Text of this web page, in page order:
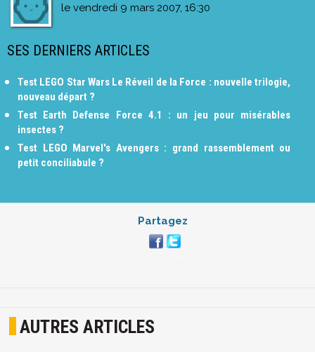
le vendredi 9 mars 2007, 16:30
SES DERNIERS ARTICLES
Test LEGO Star Wars Le Réveil de la Force : nouvelle trilogie,
nouveau départ ?
Test Earth Defense Force 4.1 : un jeu pour misérables
insectes ?
Test LEGO Marvel's Avengers : grand rassemblement ou
petit conciliabule ?
Partagez
AUTRES ARTICLES